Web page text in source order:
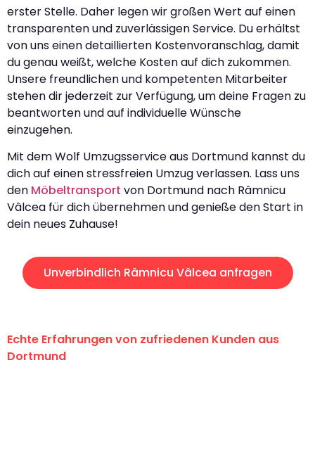
erster Stelle. Daher legen wir großen Wert auf einen
transparenten und zuverlässigen Service. Du erhältst
von uns einen detaillierten Kostenvoranschlag, damit
du genau weißt, welche Kosten auf dich zukommen.
Unsere freundlichen und kompetenten Mitarbeiter
stehen dir jederzeit zur Verfügung, um deine Fragen zu
beantworten und auf individuelle Wünsche
einzugehen.
Mit dem Wolf Umzugsservice aus Dortmund kannst du
dich auf einen stressfreien Umzug verlassen. Lass uns
den Möbeltransport von Dortmund nach Râmnicu
Vâlcea für dich übernehmen und genieße den Start in
dein neues Zuhause!
Unverbindlich Râmnicu Vâlcea anfragen
Echte Erfahrungen von zufriedenen Kunden aus
Dortmund